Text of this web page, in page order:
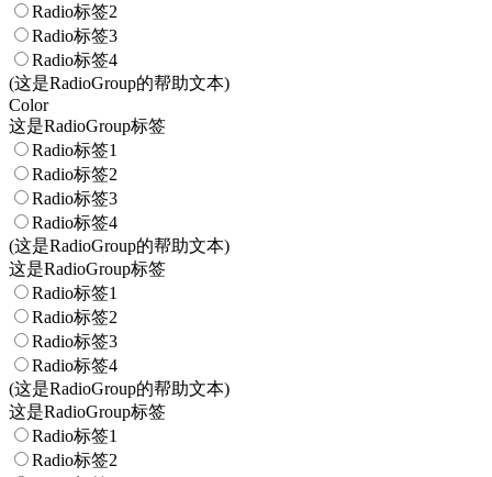
Radio标签2
Radio标签3
Radio标签4
(这是RadioGroup的帮助文本)
Color
这是RadioGroup标签
Radio标签1
Radio标签2
Radio标签3
Radio标签4
(这是RadioGroup的帮助文本)
这是RadioGroup标签
Radio标签1
Radio标签2
Radio标签3
Radio标签4
(这是RadioGroup的帮助文本)
这是RadioGroup标签
Radio标签1
Radio标签2